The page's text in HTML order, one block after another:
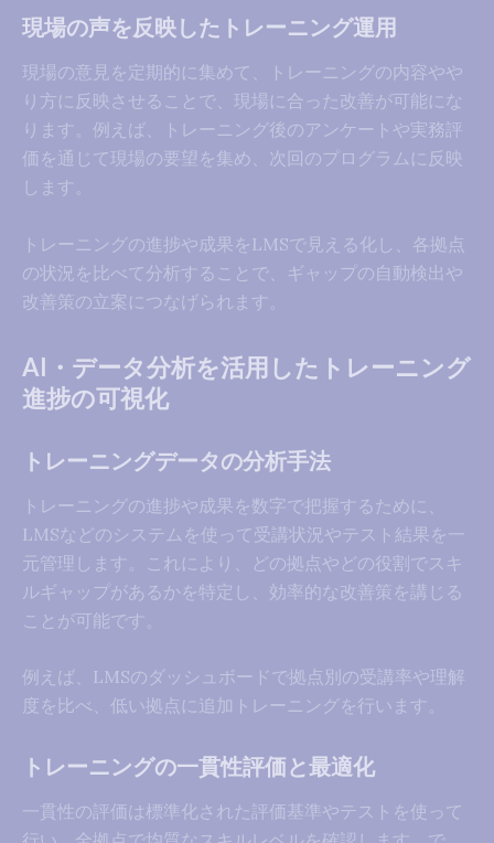
現場の声を反映したトレーニング運用
現場の意見を定期的に集めて、トレーニングの内容やや
り方に反映させることで、現場に合った改善が可能にな
ります。例えば、トレーニング後のアンケートや実務評
価を通じて現場の要望を集め、次回のプログラムに反映
します。
トレーニングの進捗や成果をLMSで見える化し、各拠点
の状況を比べて分析することで、ギャップの自動検出や
改善策の立案につなげられます。
AI・データ分析を活用したトレーニング
進捗の可視化
トレーニングデータの分析手法
トレーニングの進捗や成果を数字で把握するために、
LMSなどのシステムを使って受講状況やテスト結果を一
元管理します。これにより、どの拠点やどの役割でスキ
ルギャップがあるかを特定し、効率的な改善策を講じる
ことが可能です。
例えば、LMSのダッシュボードで拠点別の受講率や理解
度を比べ、低い拠点に追加トレーニングを行います。
トレーニングの一貫性評価と最適化
一貫性の評価は標準化された評価基準やテストを使って